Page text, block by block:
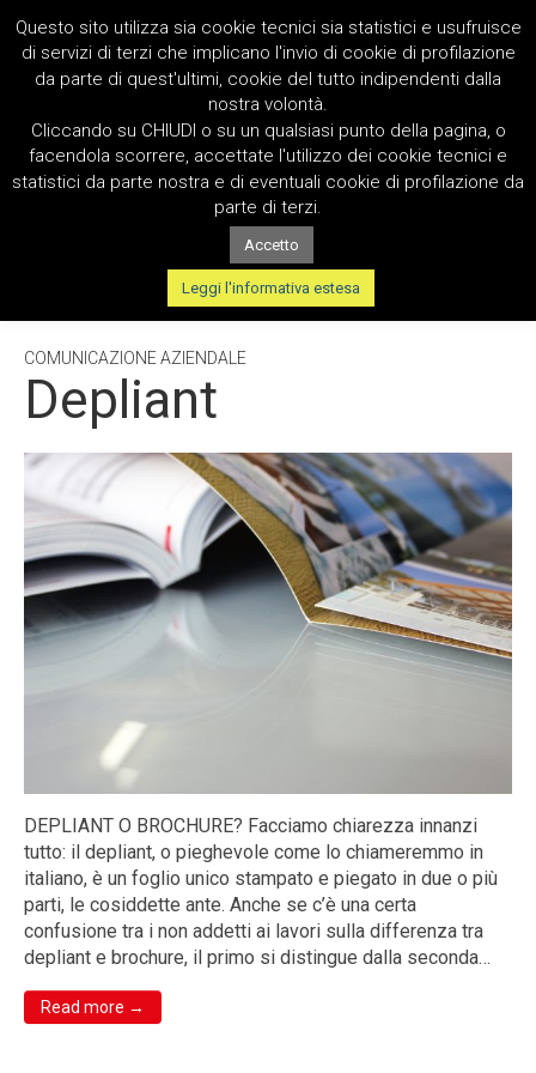
OPUSCOLO
COMUNICAZIONE AZIENDALE
Depliant
DEPLIANT O BROCHURE? Facciamo chiarezza innanzi
tutto: il depliant, o pieghevole come lo chiameremmo in
italiano, è un foglio unico stampato e piegato in due o più
parti, le cosiddette ante. Anche se c’è una certa
confusione tra i non addetti ai lavori sulla differenza tra
depliant e brochure, il primo si distingue dalla seconda…
Read more →
Questo sito utilizza sia cookie tecnici sia statistici e usufruisce
di servizi di terzi che implicano l'invio di cookie di profilazione
da parte di quest'ultimi, cookie del tutto indipendenti dalla
nostra volontà.
Cliccando su CHIUDI o su un qualsiasi punto della pagina, o
facendola scorrere, accettate l'utilizzo dei cookie tecnici e
statistici da parte nostra e di eventuali cookie di profilazione da
parte di terzi.
Accetto
Leggi l'informativa estesa